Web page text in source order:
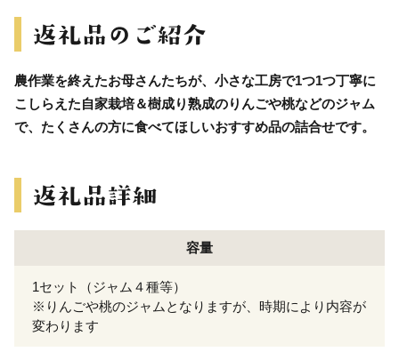
農作業を終えたお母さんたちが、小さな工房で1つ1つ丁寧に
こしらえた自家栽培＆樹成り熟成のりんごや桃などのジャム
で、たくさんの方に食べてほしいおすすめ品の詰合せです。
容量
1セット（ジャム４種等）
※りんごや桃のジャムとなりますが、時期により内容が
変わります